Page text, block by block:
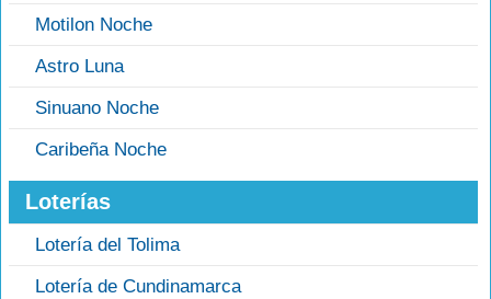
Motilon Noche
Astro Luna
Sinuano Noche
Caribeña Noche
Loterías
Lotería del Tolima
Lotería de Cundinamarca